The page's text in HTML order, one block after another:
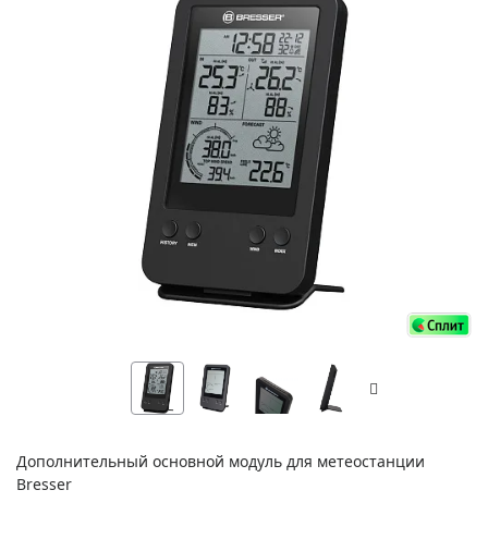
Дополнительный основной модуль для метеостанции
Bresser